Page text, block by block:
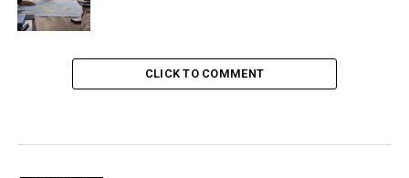
CLICK TO COMMENT